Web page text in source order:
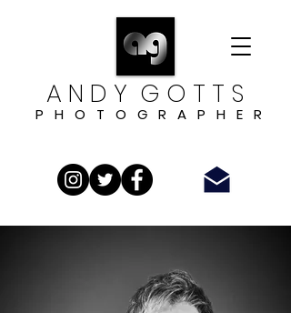
A N D Y G O T T S
P H O T O G R A P H E R